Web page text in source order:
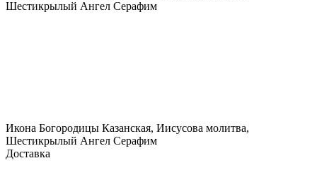
Шестикрылый Ангел Серафим
Икона Богородицы Казанская, Иисусова молитва,
Шестикрылый Ангел Серафим
Доставка